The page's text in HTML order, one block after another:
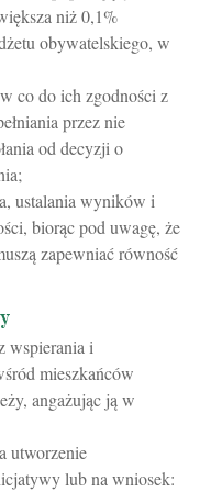
niż 0,1%
obywatelskiego, w
co do ich zgodności z
przez nie
od decyzji o
ustalania wyników i
biorąc pod uwagę, że
zapewniać równość
wspierania i
mieszkańców
angażując ją w
utworzenie
lub na wniosek: